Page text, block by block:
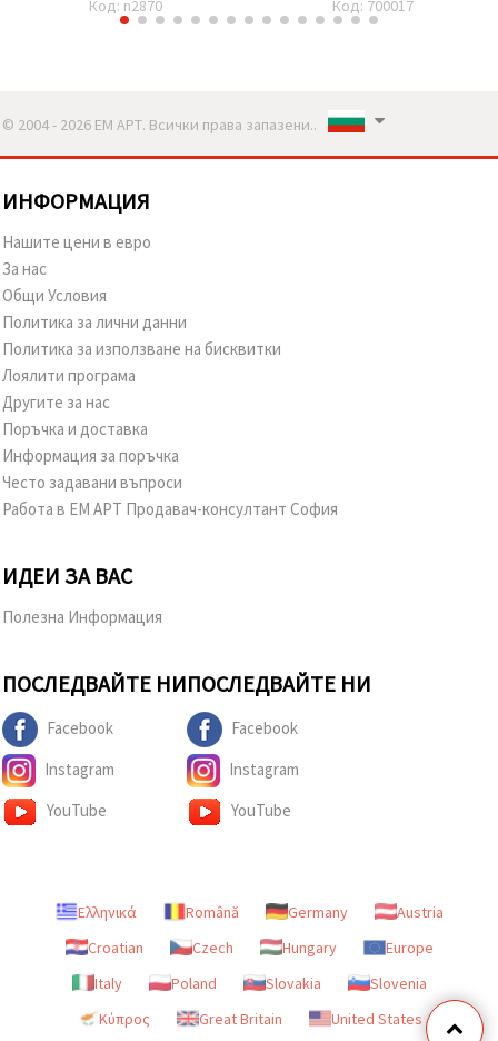
Код: n2870 Код: 700017
© 2004 - 2026 ЕМ АРТ. Всички права запазени..
ИНФОРМАЦИЯ
Нашите цени в евро
За нас
Общи Условия
Политика за лични данни
Политика за използване на бисквитки
Лоялити програма
Другите за нас
Поръчка и доставка
Информация за поръчка
Често задавани въпроси
Работа в ЕМ АРТ Продавач-консултант София
ИДЕИ ЗА ВАС
Полезна Информация
ПОСЛЕДВАЙТЕ НИ
Facebook
Instagram
YouTube
ПОСЛЕДВАЙТЕ НИ
Facebook
Instagram
YouTube
Ελληνικά Română Germany
Austria
Croatian
Czech Hungary
Europe
Italy
Poland Slovakia
Slovenia
Κύπρος
Great Britain United States